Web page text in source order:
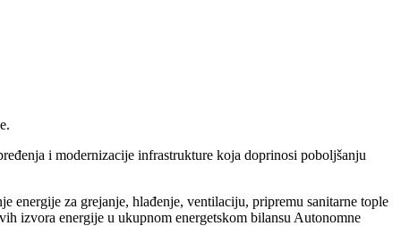
i modernizacije infrastrukture koja doprinosi poboljšanju
energije za grejanje, hlađenje, ventilaciju, pripremu sanitarne tople
izvora energije u ukupnom energetskom bilansu Autonomne